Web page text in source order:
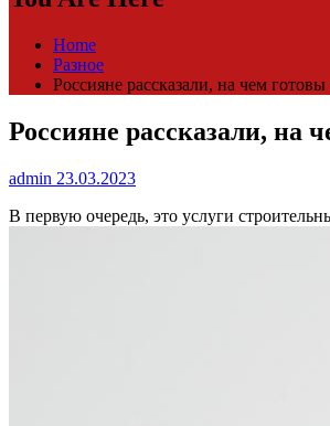
Home
Разное
Россияне рассказали, на чем
Россияне рассказали,
admin 23.03.2023
В первую очередь, это услуги